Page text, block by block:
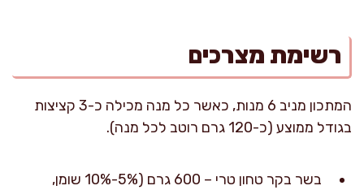
רשימת מצרכים
המתכון מניב 6 מנות, כאשר כל מנה מכילה כ-3 קציצות
בגודל ממוצע (כ-120 גרם רוטב לכל מנה).
בשר בקר טחון טרי – 600 גרם (5%-10% שומן,